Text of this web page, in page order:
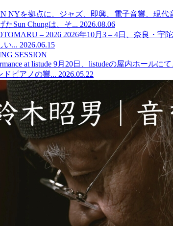
NYを拠点に、ジャズ、即興、電子音響、現代
たSun Chungは、そ... 2026.08.06
– 2026 2026年10月3 – 4日、奈良・宇
い... 2026.06.15
SESSION
at listude 9月20日、listudeの屋内ホールに
ドピアノの響... 2026.05.22